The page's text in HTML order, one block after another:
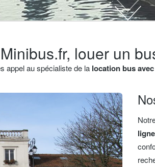
louer un
appel au spécialiste de la location bus
ligne